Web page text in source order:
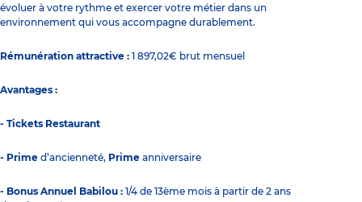
évoluer à votre rythme et exercer votre métier dans un
environnement qui vous accompagne durablement.
Rémunération attractive : 1 897,02€ brut mensuel
Avantages :
- Tickets Restaurant
- Prime d’ancienneté, Prime anniversaire
- Bonus Annuel Babilou : 1/4 de 13ème mois à partir de 2 ans